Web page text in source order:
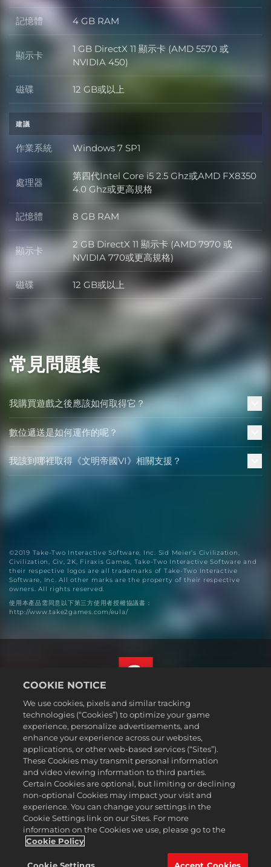
記憶體 記憶體
4 GB RAM
顯示卡 顯示卡
1 GB DirectX 11 顯示卡 (AMD 5570 或
NVIDIA 450)
磁碟 磁碟
12 GB或以上
建議
作業系統 作業系統
Windows 7 SP1
處理器 處理器
第四代Intel Core i5 2.5 Ghz或AMD FX8350
4.0 Ghz或更高規格
記憶體 記憶體
8 GB RAM
顯示卡 顯示卡
2 GB DirectX 11 顯示卡 (AMD 7970 或
NVIDIA 770或更高規格)
磁碟 磁碟
12 GB或以上
常見問題集
我購買遊戲之後應該如何取得它？
數位遞送是如何運作的呢？
我該到哪裡取得《文明帝國VI》相關支援？
©2019 Take-Two Interactive Software, Inc. Sid Meier’s Civilization,
Civilization, Civ, 2K, Firaxis Games, Take-Two Interactive Software and
their respective logos are all trademarks of Take-Two Interactive
Software, Inc. All other marks are the property of their respective
owners. All rights reserved.
使用本產品需同意以下第三方使用者授權協議書：
http://www.take2games.com/eula/
法務
隱私權政策
Cookie政策
支援
不可出售或分享我的個人資訊
Order Lookup & Refunds
2K Ad Partners
©2016-2026 Take-Two Interactive Software Inc. 2K, Firaxis Games,
Civilization, and their respective logos are trademarks of Take-Two
Interactive Software, Inc. All rights reserved.
繁體中文
COOKIE NOTICE
We use cookies, pixels and similar tracking
technologies (“Cookies”) to optimize your game
experience, personalize advertisements, and
enhance your experience across our websites,
applications, or other web-based services (“Sites”).
These Cookies may transmit personal information
and video viewing information to third parties.
Certain Cookies are optional, but limiting or declining
non-optional Cookies may impact your visit and
experience. You can change your settings in the
Cookie Settings link on our Sites. For more
information on the Cookies we use, please go to the
Cookie Policy